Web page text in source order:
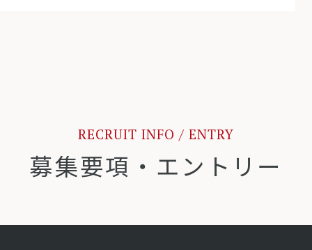
この場合、個人情報を適切に取り扱って
いると認められる委託先を選定し、契約
等において個人情報の適正管理・機密保
を実施させます。
RECRUIT INFO / ENTRY
募集要項・エントリー